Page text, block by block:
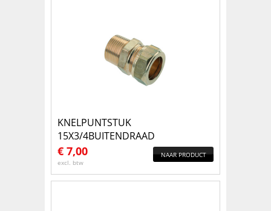
KNELPUNTSTUK
15X3/4BUITENDRAAD
€ 7,00
excl. btw
NAAR PRODUCT